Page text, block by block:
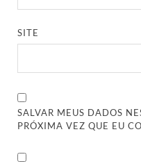
SITE
SALVAR MEUS DADOS
PRÓXIMA VEZ QUE EU